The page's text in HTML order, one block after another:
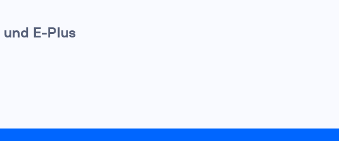
und E-Plus